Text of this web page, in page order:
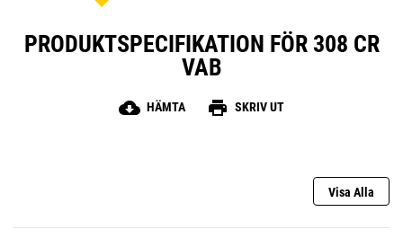
PRODUKTSPECIFIKATION FÖR 308 CR
VAB
cloud_download HÄMTA print SKRIV UT
Visa Alla